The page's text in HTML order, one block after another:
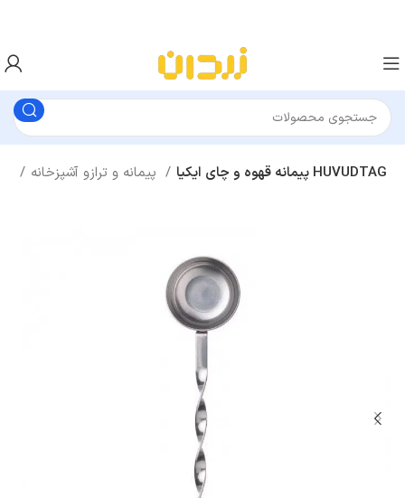
پیمانه قهوه و چای ایکیا HUVUDTAG